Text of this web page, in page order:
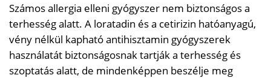
Számos allergia elleni gyógyszer nem biztonságos a
terhesség alatt. A loratadin és a cetirizin hatóanyagú,
vény nélkül kapható antihisztamin gyógyszerek
használatát biztonságosnak tartják a terhesség és
szoptatás alatt, de mindenképpen beszélje meg